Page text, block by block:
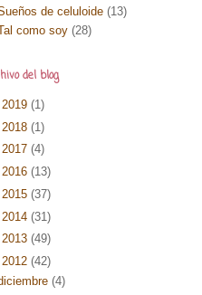
de celuloide (13)
como soy (28)
del blog
2019 (1)
2018 (1)
2017 (4)
2016 (13)
2015 (37)
2014 (31)
2013 (49)
2012 (42)
(4)